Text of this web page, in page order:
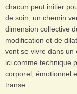
chacun peut initier
de soin, un chemin
dimension collective
modification et de
vont se vivre dans un
ici comme technique
corporel, émotionnel
transe.